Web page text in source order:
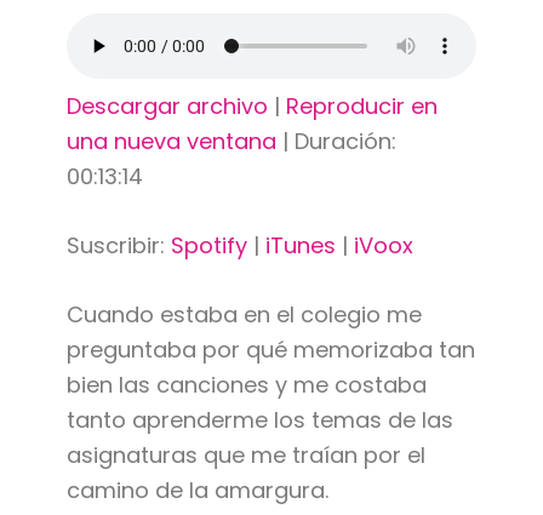
Descargar archivo | Reproducir en
una nueva ventana | Duración:
00:13:14
Suscribir: Spotify| iTunes | iVoox
Cuando estaba en el colegio me
preguntaba por qué memorizaba tan
bien las canciones y me costaba
tanto aprenderme los temas de las
asignaturas que me traían por el
camino de la amargura.